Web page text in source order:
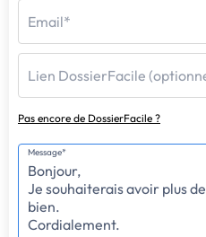
Email*
Lien DossierFacile
Pas encore de DossierFacile ?
Message*